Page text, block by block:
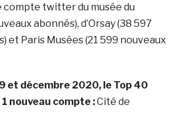
compte twitter du musée du
abonnés), d’Orsay (38 597
et Paris Musées (21 599 nouveaux
et décembre 2020, le Top 40
nouveau compte :Cité de